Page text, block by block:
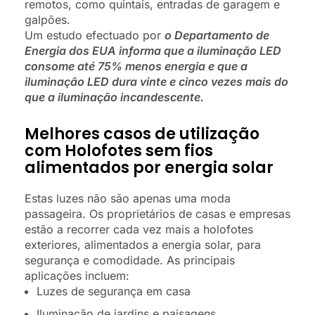
remotos, como quintais, entradas de garagem e
galpões.
Um estudo efectuado por o Departamento de
Energia dos EUA informa que a iluminação LED
consome até 75% menos energia e que a
iluminação LED dura vinte e cinco vezes mais do
que a iluminação incandescente.
Melhores casos de utilização
com Holofotes sem fios
alimentados por energia solar
Estas luzes não são apenas uma moda
passageira. Os proprietários de casas e empresas
estão a recorrer cada vez mais a holofotes
exteriores, alimentados a energia solar, para
segurança e comodidade. As principais
aplicações incluem:
Luzes de segurança em casa